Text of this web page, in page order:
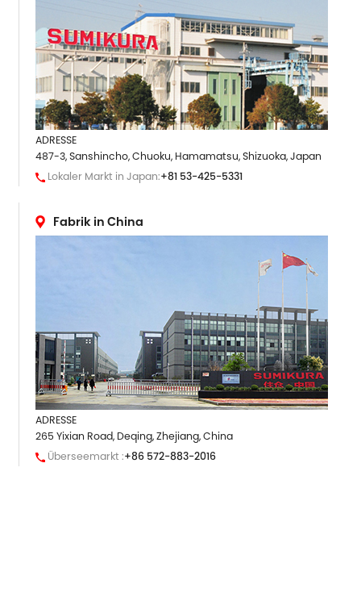
ADRESSE
487-3, Sanshincho, Chuoku, Hamamatsu, Shizuoka, Japan
Lokaler Markt in Japan:+81 53-425-5331
Fabrik in China
ADRESSE
265 Yixian Road, Deqing, Zhejiang, China
Überseemarkt :+86 572-883-2016